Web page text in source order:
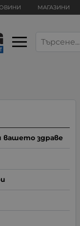
МАГАЗИНИ
вашето здраве